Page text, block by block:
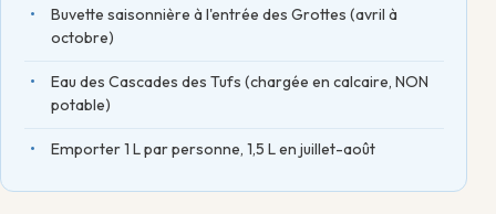
Buvette saisonnière à l'entrée des Grottes (avril à
octobre)
Eau des Cascades des Tufs (chargée en calcaire, NON
potable)
Emporter 1 L par personne, 1,5 L en juillet-août